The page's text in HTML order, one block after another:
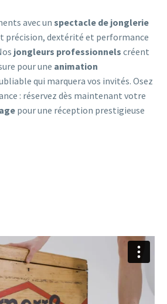
avec un spectacle de jonglerie
précision, dextérité et performance
jongleurs professionnels créent
pour une animation
qui marquera vos invités. Osez
: réservez dès maintenant votre
pour une réception prestigieuse